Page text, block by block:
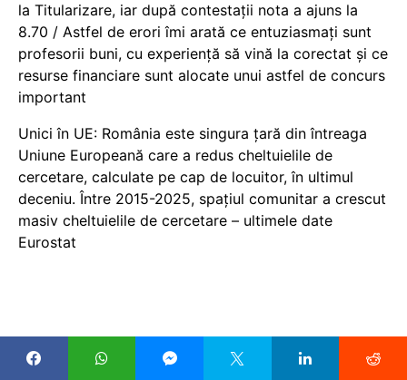
la Titularizare, iar după contestații nota a ajuns la
8.70 / Astfel de erori îmi arată ce entuziasmați sunt
profesorii buni, cu experiență să vină la corectat și ce
resurse financiare sunt alocate unui astfel de concurs
important
Unici în UE: România este singura țară din întreaga
Uniune Europeană care a redus cheltuielile de
cercetare, calculate pe cap de locuitor, în ultimul
deceniu. Între 2015-2025, spațiul comunitar a crescut
masiv cheltuielile de cercetare – ultimele date
Eurostat
COPYRIGHT